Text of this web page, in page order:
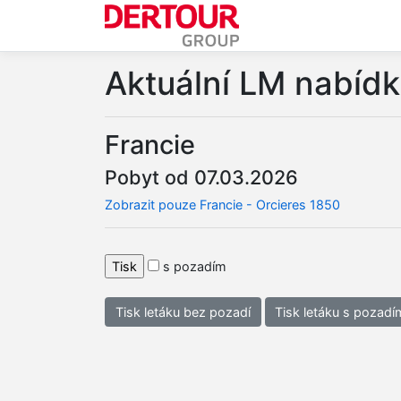
Aktuální LM
Francie
Pobyt od 07.03.2026
Zobrazit pouze Francie - Orcieres 1850
s pozadím
Tisk letáku bez pozadí Tisk letáku s